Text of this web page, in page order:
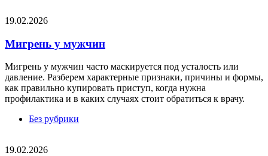
19.02.2026
Мигрень у мужчин
Мигрень у мужчин часто маскируется под усталость или
давление. Разберем характерные признаки, причины и формы,
как правильно купировать приступ, когда нужна
профилактика и в каких случаях стоит обратиться к врачу.
Без рубрики
19.02.2026